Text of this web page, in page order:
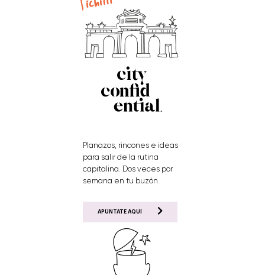
Planazos, rincones e ideas
para salir de la rutina
capitalina. Dos veces por
semana en tu buzón.
APÚNTATE AQUÍ